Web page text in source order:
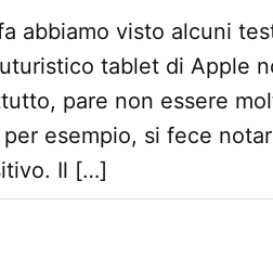
abbiamo visto alcuni
tablet di Apple
pare non essere
per esempio, si fece
Il […]